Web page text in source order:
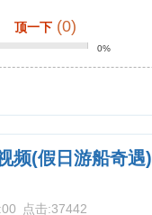
顶一下 (0)
0%
频(假日游船奇遇)
点击:37442